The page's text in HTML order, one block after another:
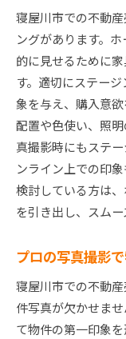
寝屋川市での不動
ングがあります。
的に見せるために
す。適切にステー
象を与え、購入意
配置や色使い、照
真撮影時にもステ
ンライン上での印
検討している方は
を引き出し、スムー
プロの写真撮影
寝屋川市での不動
件写真が欠かせま
て物件の第一印象